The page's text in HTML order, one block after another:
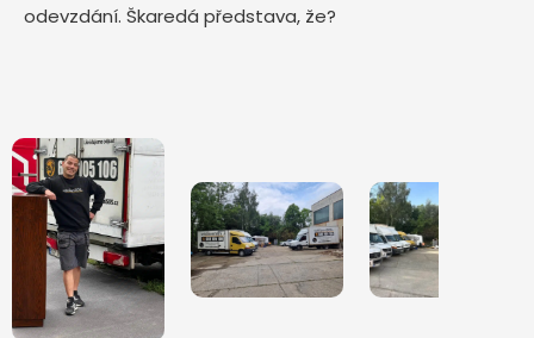
odevzdání. Škaredá představa, že?